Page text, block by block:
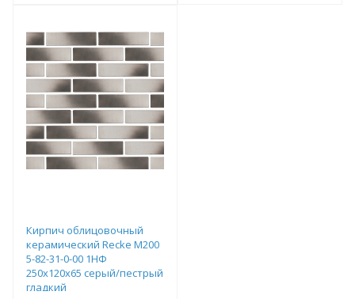
Кирпич облицовочный
керамический Recke М200
5-82-31-0-00 1НФ
250х120х65 серый/пестрый
гладкий